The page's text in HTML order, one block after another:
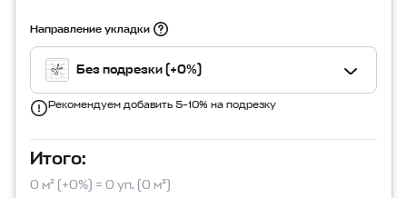
Направление укладки
Без подрезки (+0%)
Рекомендуем добавить 5–10% на подрезку
Итого:
0 м² (+0%) = 0 уп. (0 м²)